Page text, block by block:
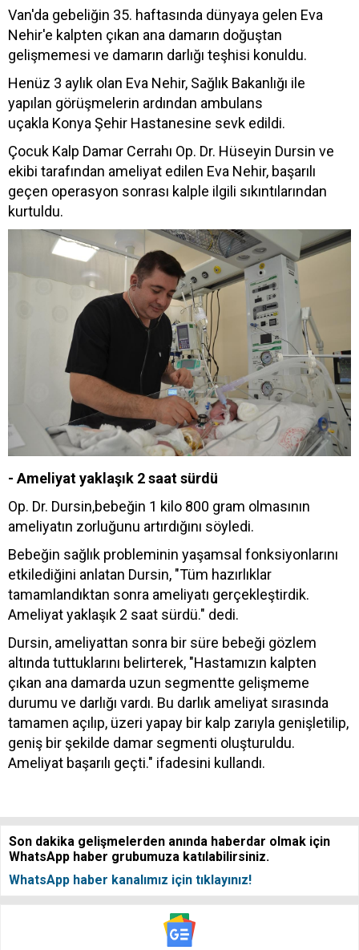
Van'da gebeliğin 35. haftasında dünyaya gelen Eva
Nehir'e kalpten çıkan ana damarın doğuştan
gelişmemesi ve damarın darlığı teşhisi konuldu.
Henüz 3 aylık olan Eva Nehir, Sağlık Bakanlığı ile
yapılan görüşmelerin ardından ambulans
uçakla Konya Şehir Hastanesine sevk edildi.
Çocuk Kalp Damar Cerrahı Op. Dr. Hüseyin Dursin ve
ekibi tarafından ameliyat edilen Eva Nehir, başarılı
geçen operasyon sonrası kalple ilgili sıkıntılarından
kurtuldu.
- Ameliyat yaklaşık 2 saat sürdü
Op. Dr. Dursin,bebeğin 1 kilo 800 gram olmasının
ameliyatın zorluğunu artırdığını söyledi.
Bebeğin sağlık probleminin yaşamsal fonksiyonlarını
etkilediğini anlatan Dursin, "Tüm hazırlıklar
tamamlandıktan sonra ameliyatı gerçekleştirdik.
Ameliyat yaklaşık 2 saat sürdü." dedi.
Dursin, ameliyattan sonra bir süre bebeği gözlem
altında tuttuklarını belirterek, "Hastamızın kalpten
çıkan ana damarda uzun segmentte gelişmeme
durumu ve darlığı vardı. Bu darlık ameliyat sırasında
tamamen açılıp, üzeri yapay bir kalp zarıyla genişletilip,
geniş bir şekilde damar segmenti oluşturuldu.
Ameliyat başarılı geçti." ifadesini kullandı.
Son dakika gelişmelerden anında haberdar olmak için
WhatsApp haber grubumuza katılabilirsiniz.
WhatsApp haber kanalımız için tıklayınız!